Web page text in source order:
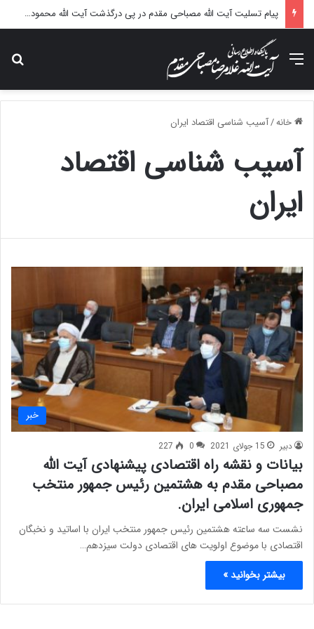
پیام تسلیت آیت الله مصباحی مقدم در پی درگذشت آیت الله محمودی گلپایگانی
منو
خانه/آسیب شناسی اقتصاد ایران
آسیب شناسی اقتصاد
ایران
خبر
دبیر 15 جولای 2021 0
227
بیانات و نقشه راه اقتصادی پیشنهادی آیت الله
مصباحی مقدم به هشتمین رئیس جمهور منتخب
جمهوری اسلامی ایران.
نشست سه ساعته هشتمین رئیس جمهور منتخب ایران با اساتید و نخبگان
اقتصادی با موضوع اولویت های اقتصادی دولت سیزدهم…
بیشتر بخوانید »